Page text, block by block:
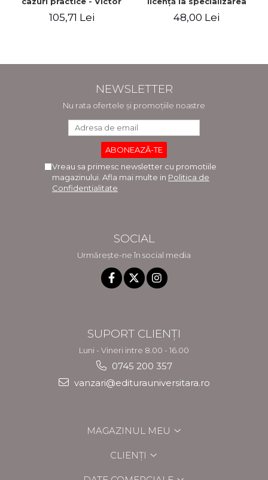
Munteanu - Coordonator
105,71 Lei
"Economia comerţului,
turismului şi serviciilor"
48,00 Lei
NEWSLETTER
Nu rata ofertele și promoțiile noastre
Vreau sa primesc newsletter cu promotiile
magazinului. Afla mai multe in Politica de
Confidentialitate
SOCIAL
Urmărește-ne în social media
SUPORT CLIENȚI
Luni - Vineri intre 8.00 - 16.00
0745 200 357
vanzari@editurauniversitara.ro
MAGAZINUL MEU
CLIENȚI